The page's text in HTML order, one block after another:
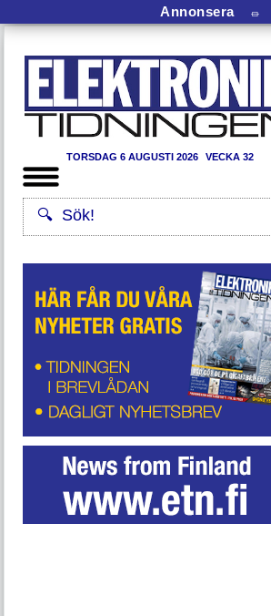
Annonsera ⏛
TORSDAG 6 AUGUSTI 2026 VECKA 32